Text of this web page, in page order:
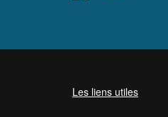
Les liens utiles